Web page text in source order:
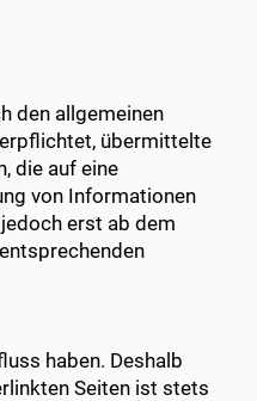
den allgemeinen
übermittelte
die auf eine
von Informationen
erst ab dem
haben. Deshalb
Seiten ist stets